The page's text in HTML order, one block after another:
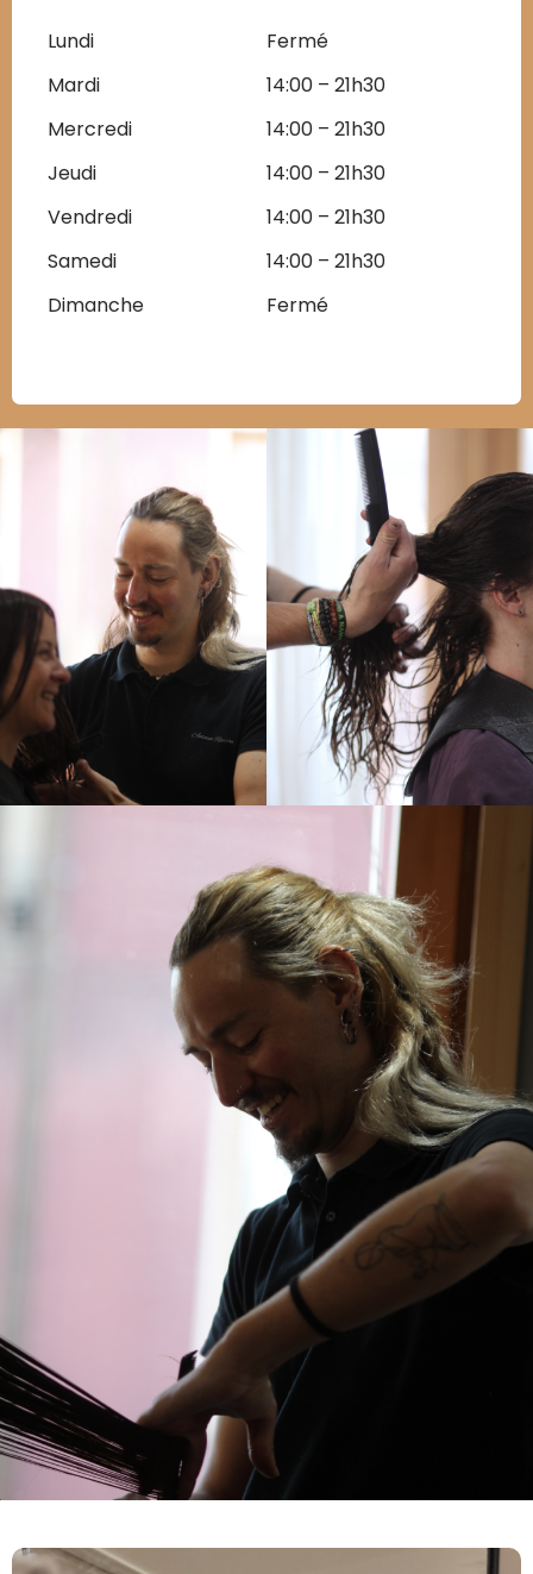
Lundi
Fermé
Mardi
14:00 – 21h30
Mercredi
14:00 – 21h30
Jeudi
14:00 – 21h30
Vendredi
14:00 – 21h30
Samedi
14:00 – 21h30
Dimanche
Fermé